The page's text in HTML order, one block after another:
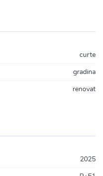
curte
gradina
renovat
2025